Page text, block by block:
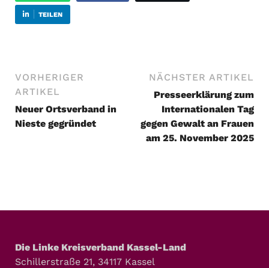
TEILEN
VORHERIGER
ARTIKEL
Neuer Ortsverband in
Nieste gegründet
NÄCHSTER ARTIKEL
Presseerklärung zum
Internationalen Tag
gegen Gewalt an Frauen
am 25. November 2025
Die Linke Kreisverband Kassel-Land
Schillerstraße 21, 34117 Kassel